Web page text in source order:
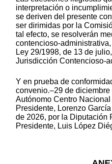
interpretación o
se deriven del presente
ser dirimidas por la
tal efecto, se resolverán
contencioso-
Ley 29/1998, de 13 de
Jurisdicción Contencioso-
Y en prueba de
convenio.–29 de
Autónomo Centro
Presidente, Lorenzo
de 2026, por la Diputación
Presidente, Luis López